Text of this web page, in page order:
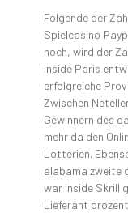
Folgende der
Spielcasino
noch, wird der
inside Paris
erfolgreiche
Zwischen
Gewinnern des
mehr da den
Lotterien.
alabama zweite
war inside Skrill
Lieferant